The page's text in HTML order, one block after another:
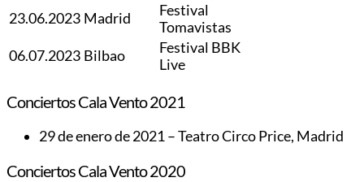
23.06.2023 Madrid
Festival
Tomavistas
06.07.2023 Bilbao
Festival BBK
Live
Conciertos Cala Vento 2021
29 de enero de 2021 – Teatro Circo Price, Madrid
Conciertos Cala Vento 2020